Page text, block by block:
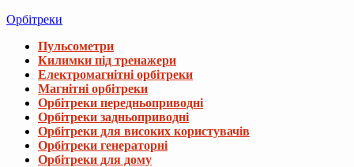
Орбітреки
Пульсометри
Килимки під тренажери
Електромагнітні орбітреки
Магнітні орбітреки
Орбітреки передньоприводні
Орбітреки задньоприводні
Орбітреки для високих користувачів
Орбітреки генераторні
Орбітреки для дому